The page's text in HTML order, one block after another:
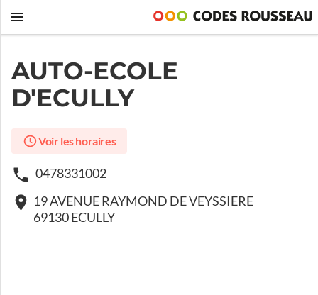
AUTO-ECOLE
D'ECULLY
Voir les horaires
0478331002
19 AVENUE RAYMOND DE VEYSSIERE
69130 ECULLY